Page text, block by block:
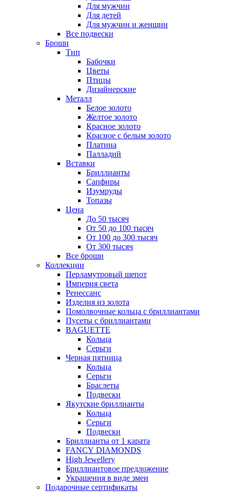
Для мужчин
Для детей
Для мужчин и женщин
Все подвески
Броши
Тип
Бабочки
Цветы
Птицы
Дизайнерские
Металл
Белое золото
Желтое золото
Красное золото
Красное с белым золото
Платина
Палладий
Вставки
Бриллианты
Сапфиры
Изумруды
Топазы
Цена
До 50 тысяч
От 50 до 100 тысяч
От 100 до 300 тысяч
От 300 тысяч
Все броши
Коллекции
Перламутровый шепот
Империя света
Ренессанс
Изделия из золота
Помолвочные кольца с бриллиантами
Пусеты с бриллиантами
BAGUETTE
Кольца
Серьги
Черная пятница
Кольца
Серьги
Браслеты
Подвески
Якутские бриллианты
Кольца
Серьги
Подвески
Бриллианты от 1 карата
FANCY DIAMONDS
High Jewellery
Бриллиантовое предложение
Украшения в виде змеи
Подарочные сертификаты